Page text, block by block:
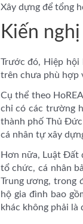
Xây dựng để tổng
Kiến
Trước đó, Hiệp hội
trên chưa phù hợp
Cụ thể theo
chỉ có các trường
thành phố Thủ
cá nhân tự xây
Hơn nữa, Luật Đất
tổ chức, cá nhân
Trung ương, trong
hộ gia đình bao
khác không phải